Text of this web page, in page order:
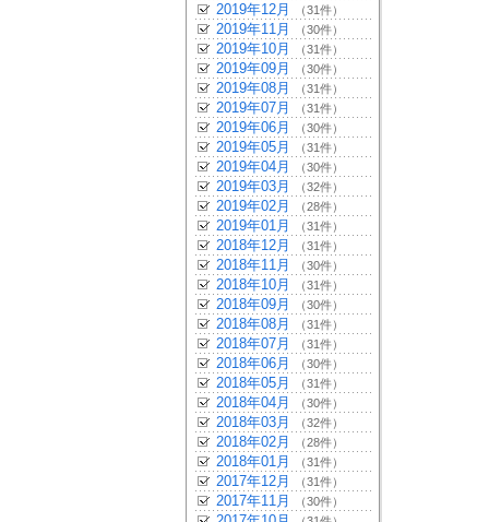
2019年12月 （31件）
2019年11月 （30件）
2019年10月 （31件）
2019年09月 （30件）
2019年08月 （31件）
2019年07月 （31件）
2019年06月 （30件）
2019年05月 （31件）
2019年04月 （30件）
2019年03月 （32件）
2019年02月 （28件）
2019年01月 （31件）
2018年12月 （31件）
2018年11月 （30件）
2018年10月 （31件）
2018年09月 （30件）
2018年08月 （31件）
2018年07月 （31件）
2018年06月 （30件）
2018年05月 （31件）
2018年04月 （30件）
2018年03月 （32件）
2018年02月 （28件）
2018年01月 （31件）
2017年12月 （31件）
2017年11月 （30件）